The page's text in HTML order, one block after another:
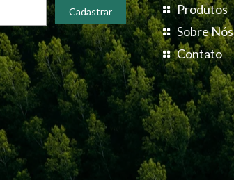
Produtos
Sobre Nós
Contato